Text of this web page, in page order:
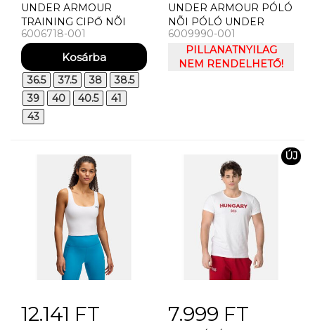
UNDER ARMOUR
TRAINING CIPŐ NÕI
CIPÕ UNDER ARMOUR
UA W TURBULENCE 3
6006718-001
36.5 37.5 38
38.5
39
40 40.5
41
43
UNDER ARMOUR PÓLÓ
NÕI PÓLÓ UNDER
ARMOUR TECH MESH
6009990-001
PILLANATNYILAG
NEM RENDELHETŐ!
12.141 FT
ÚJ
7.999 FT